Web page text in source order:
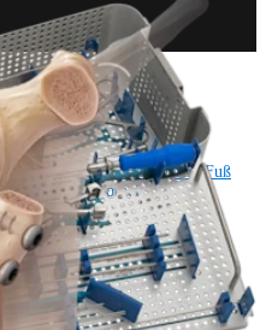
Hand und HandgelenkFuß
Cardiothoracic